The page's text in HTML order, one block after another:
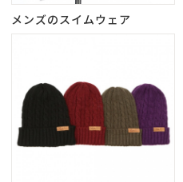
メンズのスイムウェア